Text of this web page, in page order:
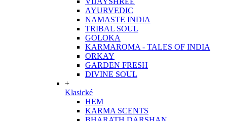
AYURVEDIC
NAMASTE INDIA
TRIBAL SOUL
GOLOKA
KARMAROMA - TALES OF INDIA
ORKAY
GARDEN FRESH
DIVINE SOUL
+
Klasické
HEM
KARMA SCENTS